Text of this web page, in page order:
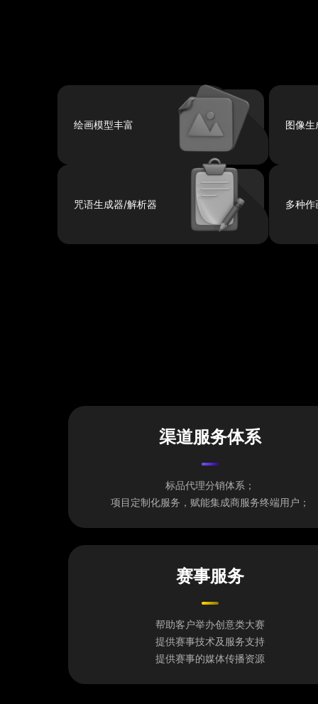
绘画模型丰富 图像
咒语生成器/解析器 多种作
渠道服务体系
标品代理分销体系；
项目定制化服务，赋能集成商服务终端用户；
赛事服务
帮助客户举办创意类大赛
提供赛事技术及服务支持
提供赛事的媒体传播资源